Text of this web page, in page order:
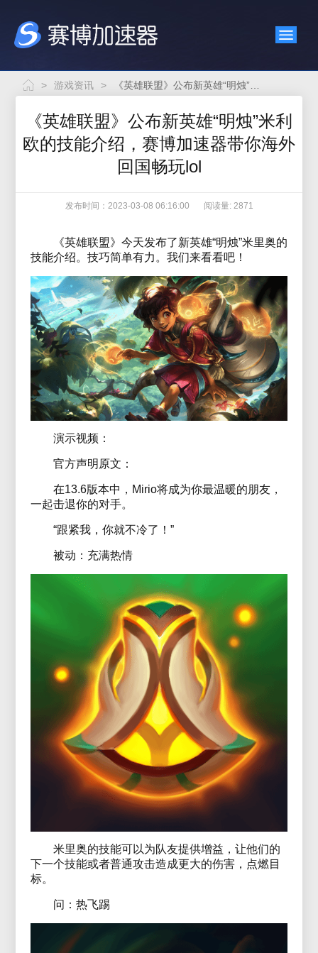
> 游戏资讯 >
《英雄联盟》公布新英雄“明烛”米利
欧的技能介绍，赛博加速器带你海外
回国畅玩lol
发布时间：2023-03-08 06:16:00 阅读量: 2871
《英雄联盟》今天发布了新英雄“明烛”米里奥的
技能介绍。技巧简单有力。我们来看看吧！
演示视频：
官方声明原文：
在13.6版本中，Mirio将成为你最温暖的朋友，
一起击退你的对手。
“跟紧我，你就不冷了！”
被动：充满热情
米里奥的技能可以为队友提供增益，让他们的
下一个技能或者普通攻击造成更大的伤害，点燃目
标。
问：热飞踢